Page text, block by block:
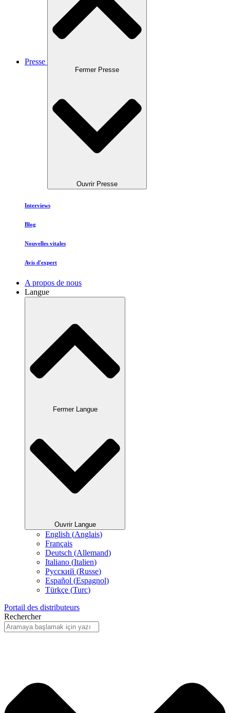
Presse
Fermer Presse
Ouvrir Presse
Interviews
Blog
Nouvelles vitales
Avis d'expert
A propos de nous
Langue
Fermer Langue
Ouvrir Langue
English (Anglais)
Français
Deutsch (Allemand)
Italiano (Italien)
Русский (Russe)
Español (Espagnol)
Türkçe (Turc)
Portail des distributeurs
Rechercher